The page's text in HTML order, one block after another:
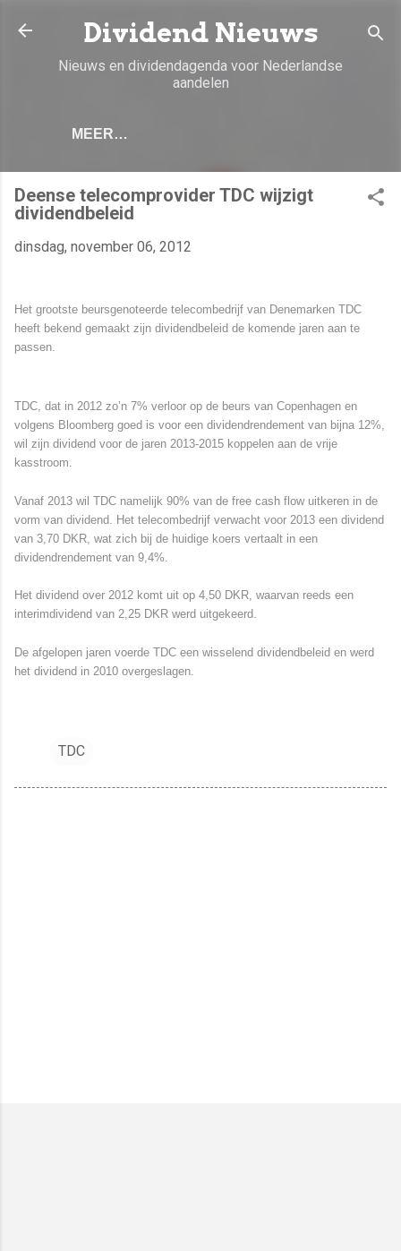
Doorgaan naar hoofdcontent
Dividend Nieuws
Nieuws en dividendagenda voor Nederlandse
aandelen
MEER…
Deense telecomprovider TDC wijzigt
dividendbeleid
dinsdag, november 06, 2012
Het grootste beursgenoteerde telecombedrijf van Denemarken TDC
heeft bekend gemaakt zijn dividendbeleid de komende jaren aan te
passen.
TDC, dat in 2012 zo’n 7% verloor op de beurs van Copenhagen en
volgens Bloomberg goed is voor een dividendrendement van bijna 12%,
wil zijn dividend voor de jaren 2013-2015 koppelen aan de vrije
kasstroom.
Vanaf 2013 wil TDC namelijk 90% van de free cash flow uitkeren in de
vorm van dividend. Het telecombedrijf verwacht voor 2013 een dividend
van 3,70 DKR, wat zich bij de huidige koers vertaalt in een
dividendrendement van 9,4%.
Het dividend over 2012 komt uit op 4,50 DKR, waarvan reeds een
interimdividend van 2,25 DKR werd uitgekeerd.
De afgelopen jaren voerde TDC een wisselend dividendbeleid en werd
het dividend in 2010 overgeslagen.
TDC